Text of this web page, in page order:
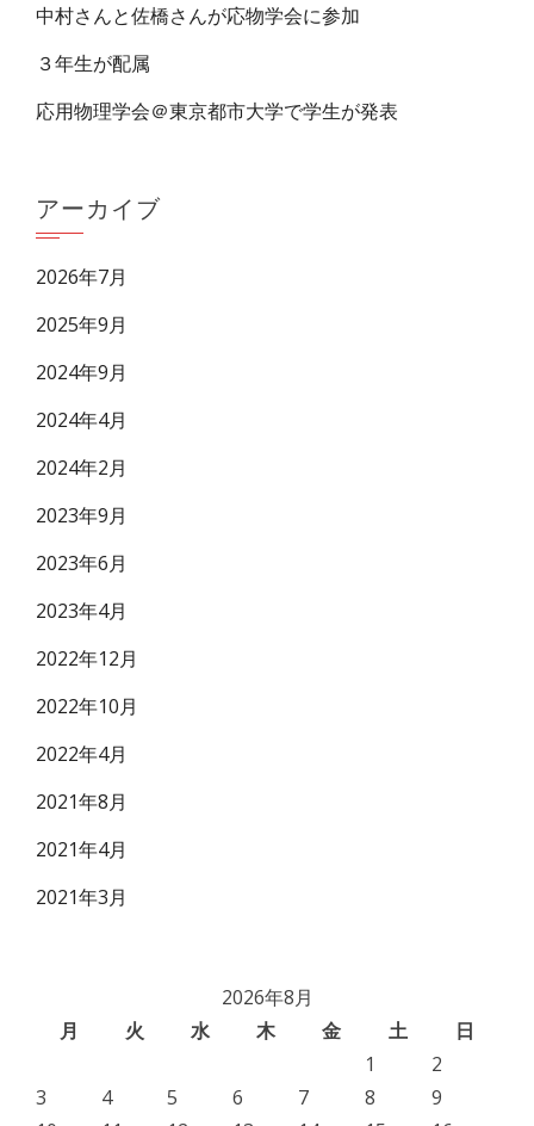
中村さんと佐橋さんが応物学会に参加
３年生が配属
応用物理学会＠東京都市大学で学生が発表
アーカイブ
2026年7月
2025年9月
2024年9月
2024年4月
2024年2月
2023年9月
2023年6月
2023年4月
2022年12月
2022年10月
2022年4月
2021年8月
2021年4月
2021年3月
2026年8月
月
火 水 木 金 土
日
1
2
3
4 5 6 7 8
9